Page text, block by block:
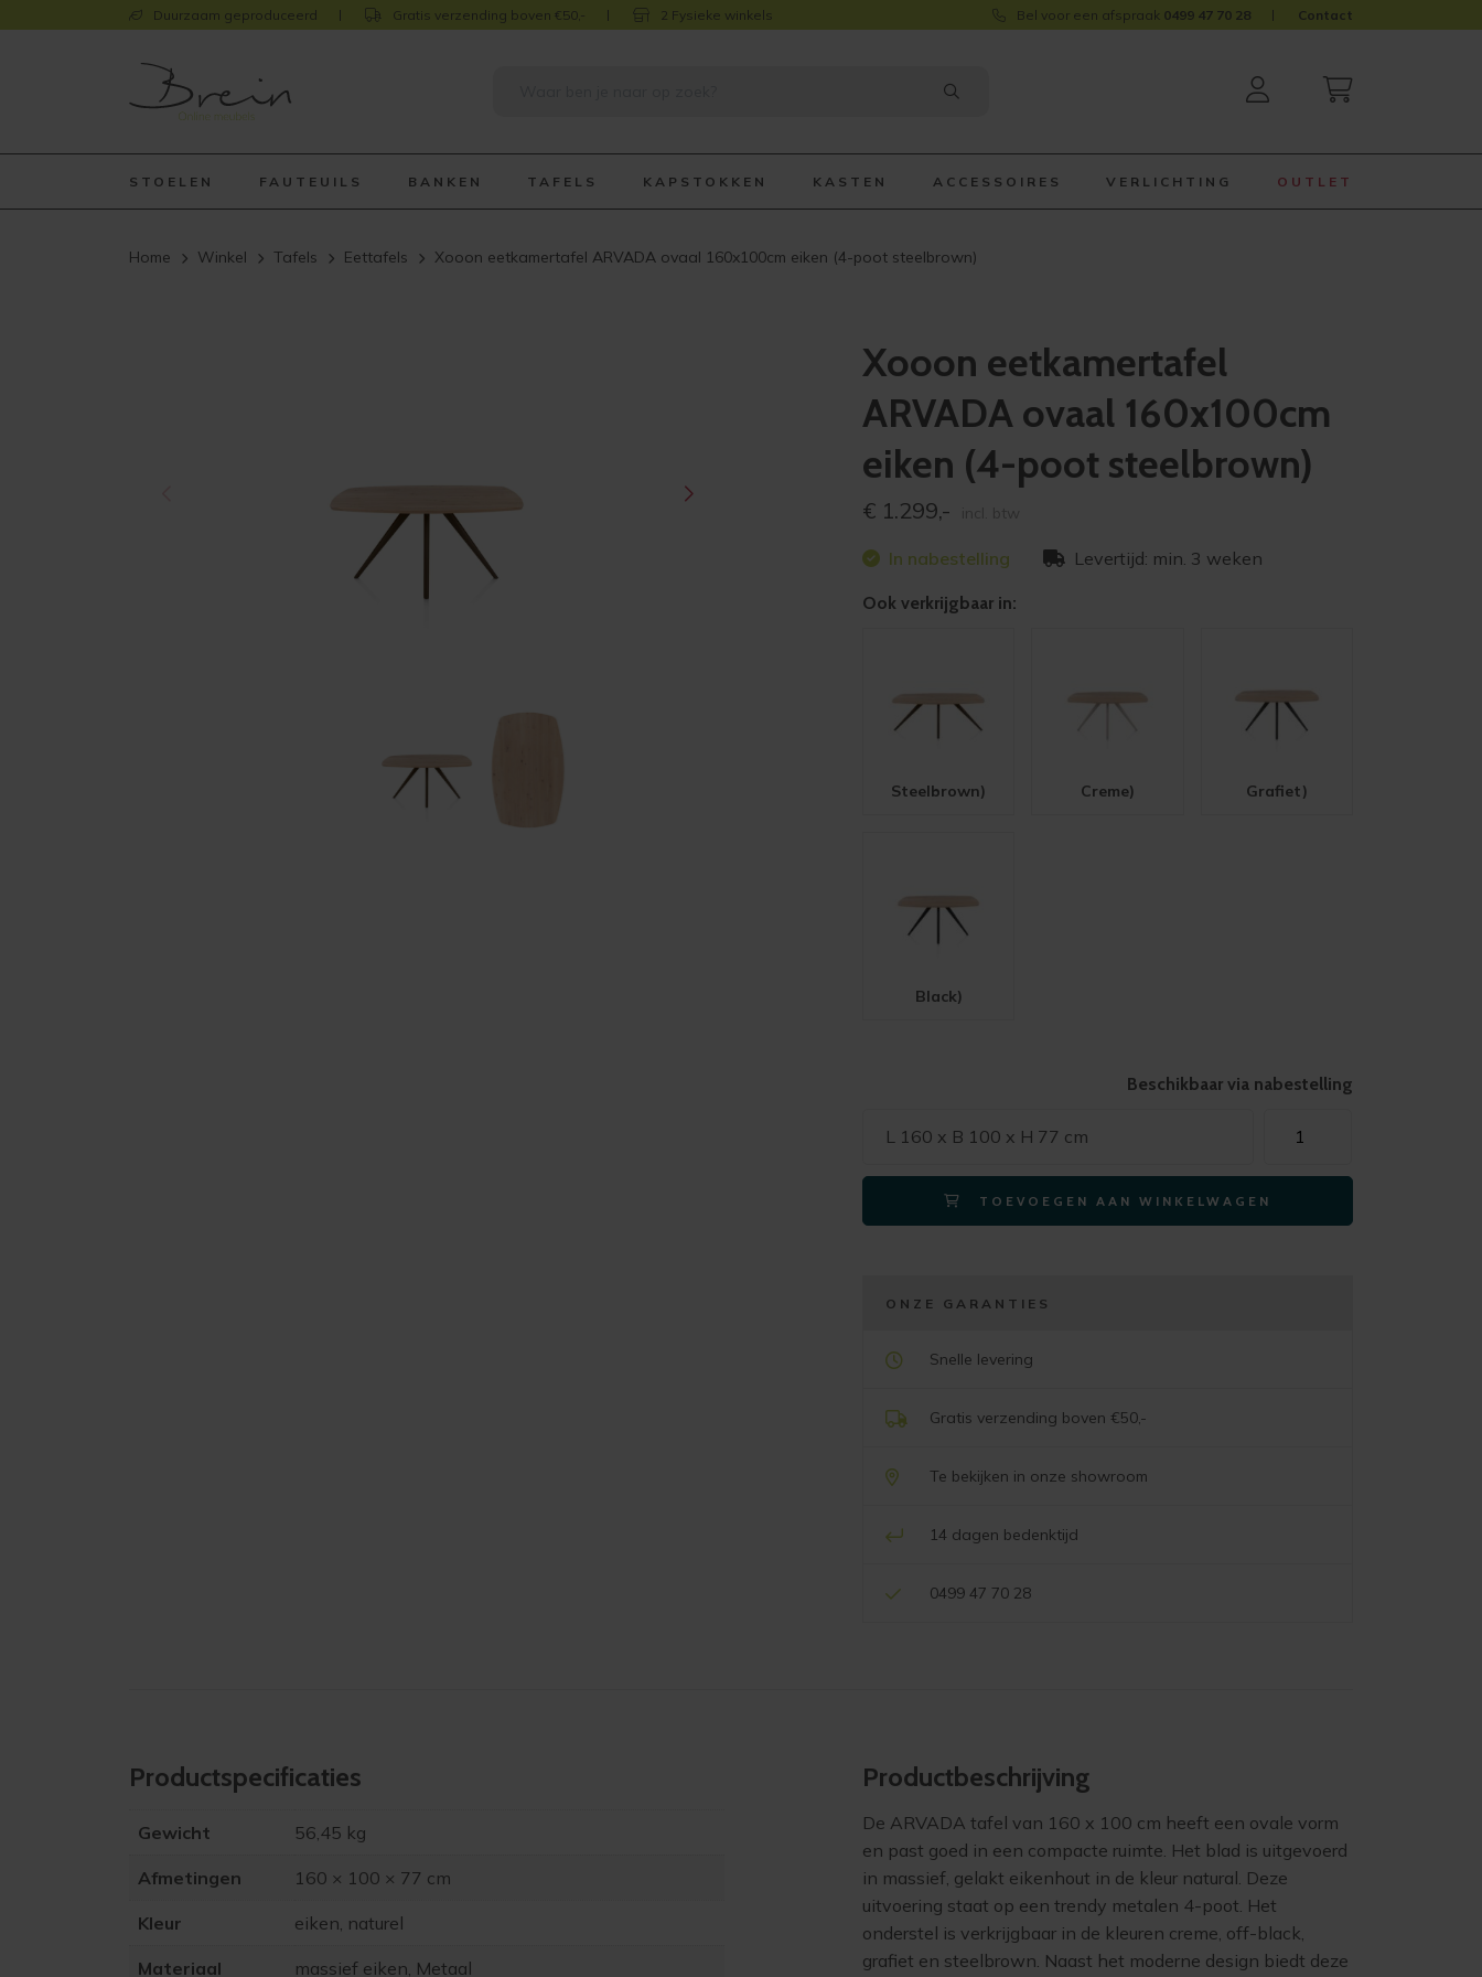
Duurzaam geproduceerd Gratis verzending boven €50,- 2 Fysieke winkels Bel voor een afspraak 0499 47 70 28 Contact
STOELEN FAUTEUILS BANKEN TAFELS KAPSTOKKEN KASTEN ACCESSOIRES VERLICHTING OUTLET
Home Winkel Tafels Eettafels Xooon eetkamertafel ARVADA ovaal 160x100cm eiken (4-poot steelbrown)
Xooon eetkamertafel
ARVADA ovaal 160x100cm
eiken (4-poot steelbrown)
€ 1.299,-
In nabestelling Levertijd: min. 3 weken
Ook verkrijgbaar in:
Steelbrown) Creme) Grafiet)
Black)
Beschikbaar via nabestelling
L 160 x B 100 x H 77 cm
eetkamertafel
ARVADA
ovaal
160x100cm
TOEVOEGEN AAN WINKELWAGEN
ONZE GARANTIES
Snelle levering
Gratis verzending boven €50,-
Te bekijken in onze showroom
14 dagen bedenktijd
0499 47 70 28
Product­specificaties
Gewicht 56,45 kg
Afmetingen 160 × 100 × 77 cm
Kleur eiken, naturel
Materiaal massief eiken, Metaal
Product­beschrijving
De ARVADA tafel van 160 x 100 cm heeft een ovale vorm
en past goed in een compacte ruimte. Het blad is uitgevoerd
in massief, gelakt eikenhout in de kleur natural. Deze
uitvoering staat op een trendy metalen 4-poot. Het
onderstel is verkrijgbaar in de kleuren creme, off-black,
grafiet en steelbrown. Naast het moderne design biedt deze